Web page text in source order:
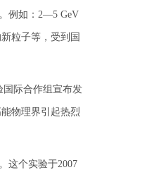
例如：2—5 GeV
粒子等，受到国
际合作组宣布发
物理界引起热烈
这个实验于2007